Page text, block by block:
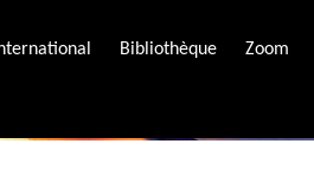
Bibliothèque Zoom